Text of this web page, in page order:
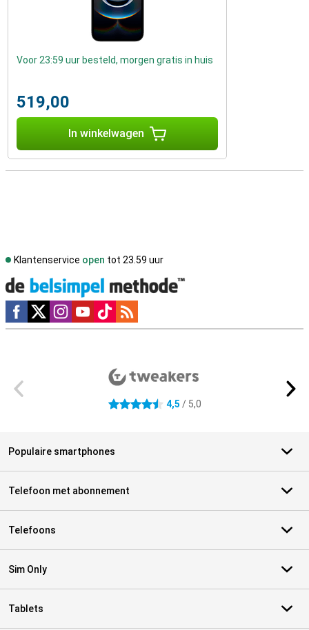
Voor 23:59 uur besteld, morgen gratis in huis
519,00
In winkelwagen
Klantenservice open tot 23.59 uur
Social media
4.5 sterren 4,5 / 5,0
Populaire smartphones
Telefoon met abonnement
Telefoons
Sim Only
Tablets